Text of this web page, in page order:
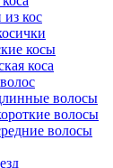
кос
косы
коса
волосы
волосы
волосы